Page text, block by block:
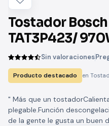
Tostador
TAT3P423/
Sin valoraciones
Producto destacado en
" Más que un
plegable.Función
de la gente le gusta un buen